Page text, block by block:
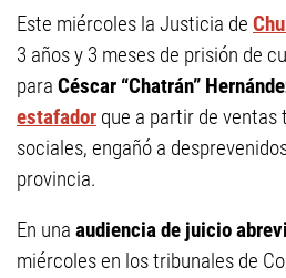
Este miércoles la Justicia de
3 años y 3 meses de prisión de
para Céscar “Chatrán”
estafador que a partir de ventas
sociales, engañó a
provincia.
En una audiencia de juicio
miércoles en los tribunales de